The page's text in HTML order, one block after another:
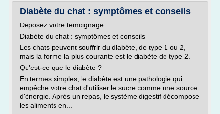
Diabète du chat : symptômes et conseils
Déposez votre témoignage
Diabète du chat : symptômes et conseils
Les chats peuvent souffrir du diabète, de type 1 ou 2,
mais la forme la plus courante est le diabète de type 2.
Qu'est-ce que le diabète ?
En termes simples, le diabète est une pathologie qui
empêche votre chat d'utiliser le sucre comme une source
d'énergie. Après un repas, le système digestif décompose
les aliments en...